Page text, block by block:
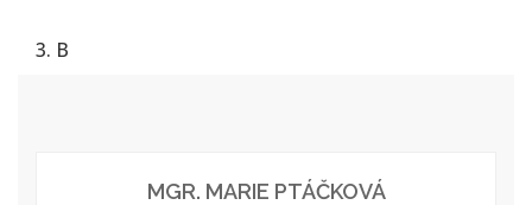
3. B
MGR. MARIE PTÁČKOVÁ